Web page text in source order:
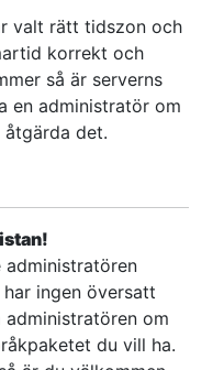
valt rätt tidszon och
korrekt och
så är serverns
en administratör om
det.
ingen översatt
om
du vill ha.